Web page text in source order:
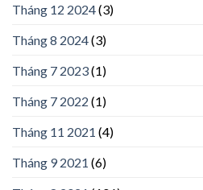
Tháng 12 2024(3)
Tháng 8 2024(3)
Tháng 7 2023(1)
Tháng 7 2022 (1)
Tháng 11 2021 (4)
Tháng 9 2021 (6)